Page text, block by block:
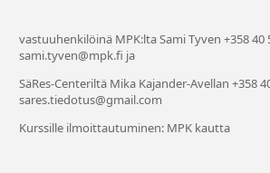
vastuuhenkilöinä MPK:lta Sami Tyven +358 40
sami.tyven@mpk.fi ja
SäRes-Centeriltä Mika Kajander-Avellan +358
sares.tiedotus@gmail.com
Kurssille ilmoittautuminen: MPK kautta